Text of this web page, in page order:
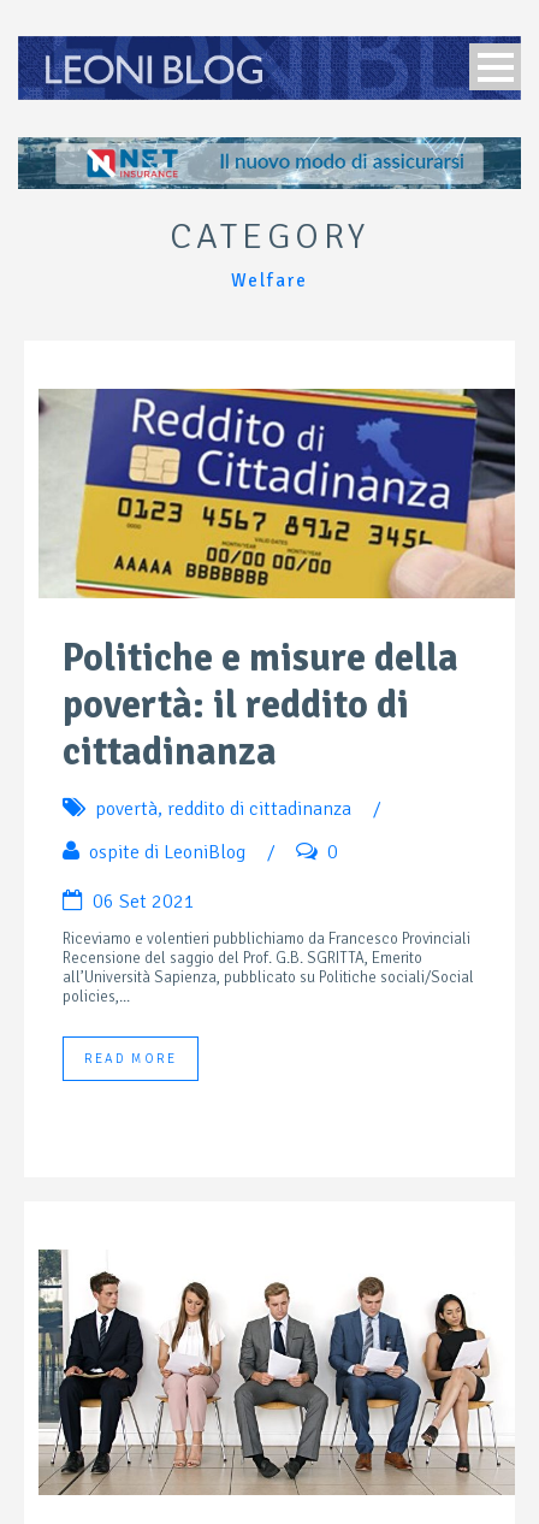
CATEGORY
Welfare
Politiche e misure della
povertà: il reddito di
cittadinanza
povertà, reddito di cittadinanza
/
ospite di LeoniBlog
/ 0
06 Set 2021
Riceviamo e volentieri pubblichiamo da Francesco Provinciali
Recensione del saggio del Prof. G.B. SGRITTA, Emerito
all’Università Sapienza, pubblicato su Politiche sociali/Social
policies,...
READ MORE